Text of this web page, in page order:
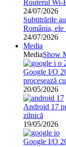
Routerul Wi-
24/07/2026
Subtitrările
România, ele
24/07/2026
Media
MediaShow
Google I/O
procesează
20/05/2026
Android 17
zilnică
19/05/2026
Google I/O